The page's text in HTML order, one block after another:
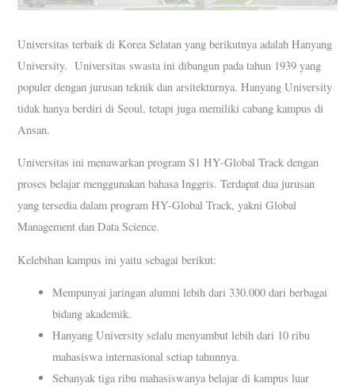
Universitas terbaik di Korea Selatan yang berikutnya adalah Hanyang
University. Universitas swasta ini dibangun pada tahun 1939 yang
populer dengan jurusan teknik dan arsitekturnya. Hanyang University
tidak hanya berdiri di Seoul, tetapi juga memiliki cabang kampus di
Ansan.
Universitas ini menawarkan program S1 HY-Global Track dengan
proses belajar menggunakan bahasa Inggris. Terdapat dua jurusan
yang tersedia dalam program HY-Global Track, yakni Global
Management dan Data Science.
Kelebihan kampus ini yaitu sebagai berikut:
Mempunyai jaringan alumni lebih dari 330.000 dari berbagai
bidang akademik.
Hanyang University selalu menyambut lebih dari 10 ribu
mahasiswa internasional setiap tahunnya.
Sebanyak tiga ribu mahasiswanya belajar di kampus luar